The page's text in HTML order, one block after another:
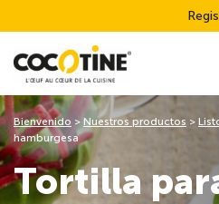
Tortilla
Bienvenido > Nuestros productos >
hamburgesa